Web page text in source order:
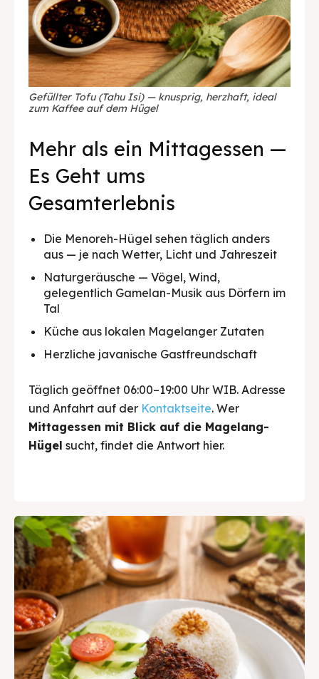
Gefüllter Tofu (Tahu Isi) — knusprig, herzhaft, ideal
zum Kaffee auf dem Hügel
Mehr als ein Mittagessen —
Es Geht ums
Gesamterlebnis
Die Menoreh-Hügel sehen täglich anders
aus — je nach Wetter, Licht und Jahreszeit
Naturgeräusche — Vögel, Wind,
gelegentlich Gamelan-Musik aus Dörfern im
Tal
Küche aus lokalen Magelanger Zutaten
Herzliche javanische Gastfreundschaft
Täglich geöffnet 06:00–19:00 Uhr WIB. Adresse
und Anfahrt auf der Kontaktseite. Wer
Mittagessen mit Blick auf die Magelang-
Hügel sucht, findet die Antwort hier.